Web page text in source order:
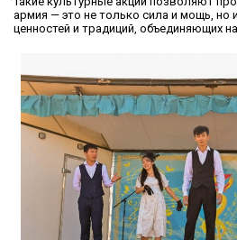
армия — это не только сила и мощь, но
ценностей и традиций, объединяющих